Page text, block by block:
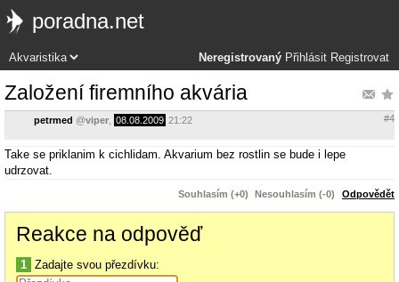
poradna.net
Neregistrovaný Přihlásit Registrovat
Založení firemního akvária
petrmed @viper 08.08.2009 21:22 #4
Take se priklanim k cichlidam. Akvarium bez rostlin se bude i lepe
udrzovat.
Souhlasím (+0) Nesouhlasím (-0) Odpovědět
Reakce na odpověď
1 Zadajte svou přezdívku: